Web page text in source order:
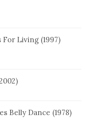
Living (1997)
Belly Dance (1978)